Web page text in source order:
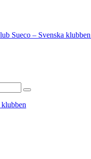
Sueco – Svenska klubben